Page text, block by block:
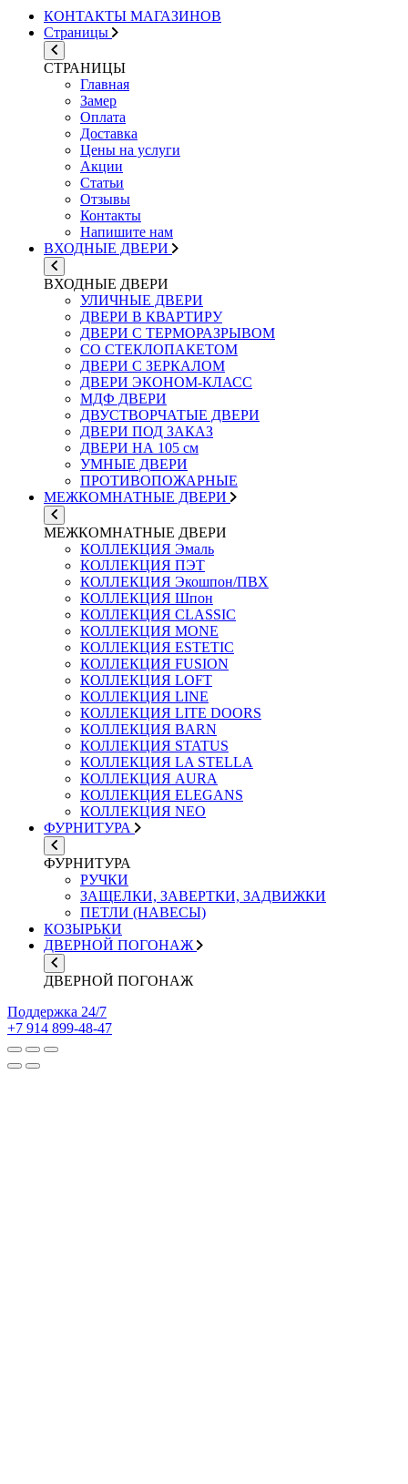
КОНТАКТЫ МАГАЗИНОВ
Страницы
СТРАНИЦЫ
Главная
Замер
Оплата
Доставка
Цены на услуги
Акции
Статьи
Отзывы
Контакты
Напишите нам
ВХОДНЫЕ ДВЕРИ
ВХОДНЫЕ ДВЕРИ
УЛИЧНЫЕ ДВЕРИ
ДВЕРИ В КВАРТИРУ
ДВЕРИ С ТЕРМОРАЗРЫВОМ
СО СТЕКЛОПАКЕТОМ
ДВЕРИ С ЗЕРКАЛОМ
ДВЕРИ ЭКОНОМ-КЛАСС
МДФ ДВЕРИ
ДВУСТВОРЧАТЫЕ ДВЕРИ
ДВЕРИ ПОД ЗАКАЗ
ДВЕРИ НА 105 см
УМНЫЕ ДВЕРИ
ПРОТИВОПОЖАРНЫЕ
МЕЖКОМНАТНЫЕ ДВЕРИ
МЕЖКОМНАТНЫЕ ДВЕРИ
КОЛЛЕКЦИЯ Эмаль
КОЛЛЕКЦИЯ ПЭТ
КОЛЛЕКЦИЯ Экошпон/ПВХ
КОЛЛЕКЦИЯ Шпон
КОЛЛЕКЦИЯ CLASSIC
КОЛЛЕКЦИЯ MONE
КОЛЛЕКЦИЯ ESTETIC
КОЛЛЕКЦИЯ FUSION
КОЛЛЕКЦИЯ LOFT
КОЛЛЕКЦИЯ LINE
КОЛЛЕКЦИЯ LITE DOORS
КОЛЛЕКЦИЯ BARN
КОЛЛЕКЦИЯ STATUS
КОЛЛЕКЦИЯ LA STELLA
КОЛЛЕКЦИЯ AURA
КОЛЛЕКЦИЯ ELEGANS
КОЛЛЕКЦИЯ NEO
ФУРНИТУРА
ФУРНИТУРА
РУЧКИ
ЗАЩЕЛКИ, ЗАВЕРТКИ, ЗАДВИЖКИ
ПЕТЛИ (НАВЕСЫ)
КОЗЫРЬКИ
ДВЕРНОЙ ПОГОНАЖ
ДВЕРНОЙ ПОГОНАЖ
Поддержка 24/7
+7 914 899-48-47